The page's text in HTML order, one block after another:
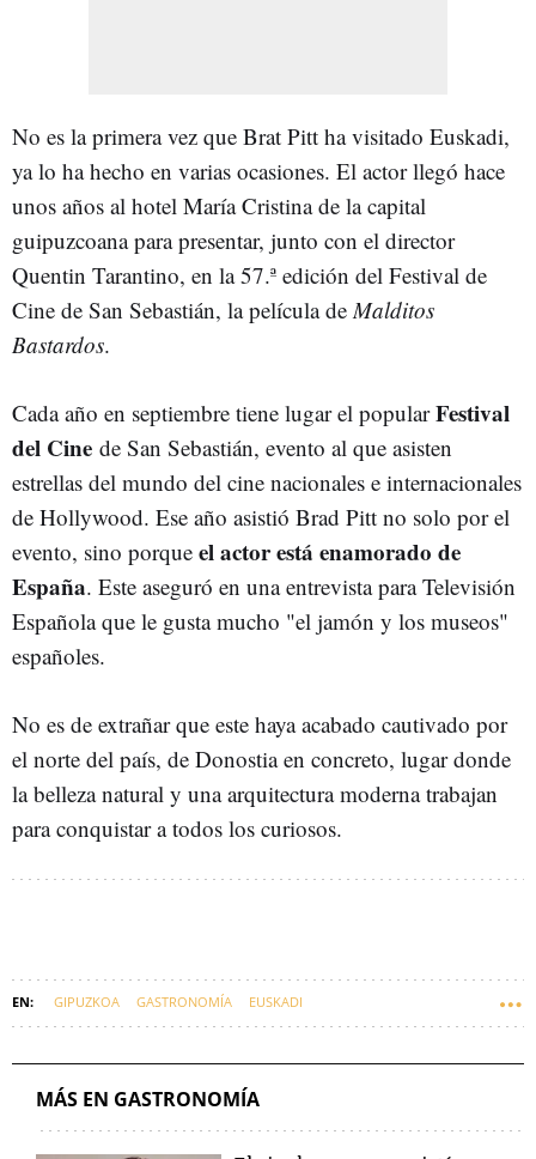
No es la primera vez que Brat Pitt ha visitado Euskadi,
ya lo ha hecho en varias ocasiones. El actor llegó hace
unos años al hotel María Cristina de la capital
guipuzcoana para presentar, junto con el director
Quentin Tarantino, en la 57.ª edición del Festival de
Cine de San Sebastián, la película deMalditos
Bastardos.
Cada año en septiembre tiene lugar el popularFestival
del Cine de San Sebastián, evento al que asisten
estrellas del mundo del cine nacionales e internacionales
de Hollywood. Ese año asistió Brad Pitt no solo por el
evento, sino porque el actor está enamorado de
España. Este aseguró en una entrevista para Televisión
Española que le gusta mucho "el jamón y los museos"
españoles.
No es de extrañar que este haya acabado cautivado por
el norte del país, de Donostia en concreto, lugar donde
la belleza natural y una arquitectura moderna trabajan
para conquistar a todos los curiosos.
GIPUZKOA GASTRONOMÍA EUSKADI
MÁS EN GASTRONOMÍA